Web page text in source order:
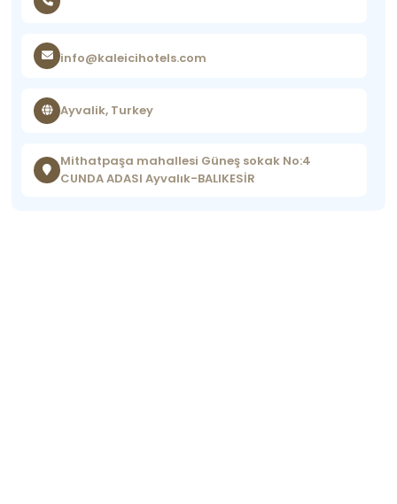
info@kaleicihotels.com
Ayvalik, Turkey
Mithatpaşa mahallesi Güneş sokak No:4
CUNDA ADASI Ayvalık-BALIKESİR